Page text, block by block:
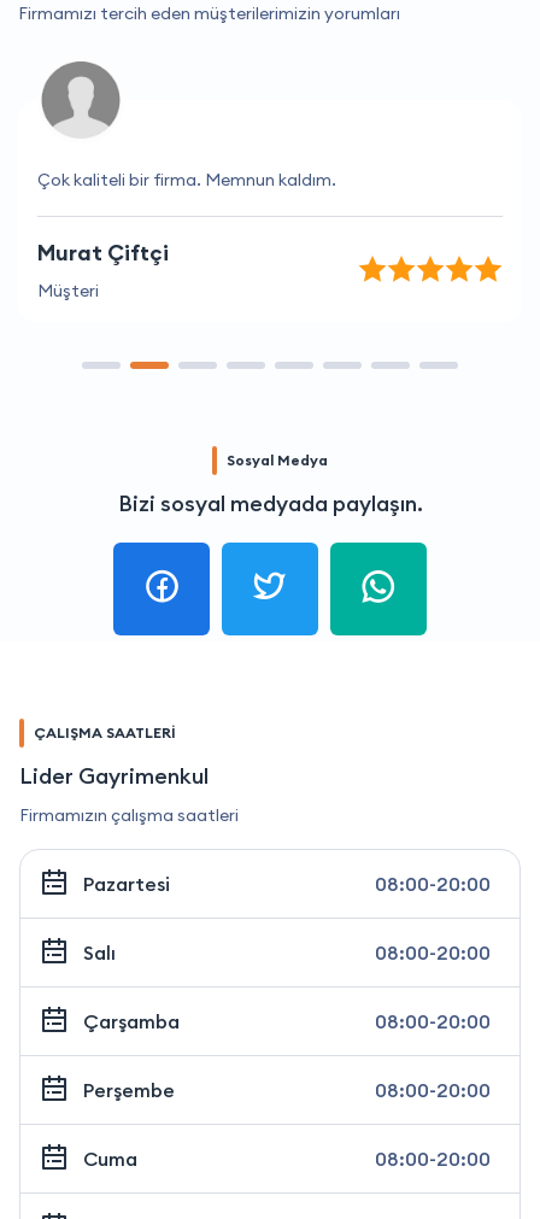
Firmamızı tercih eden müşterilerimizin yorumları
Çok kaliteli bir firma. Memnun kaldım.
Murat Çiftçi
Müşteri
Sosyal Medya
Bizi sosyal medyada paylaşın.
ÇALIŞMA SAATLERİ
Lider Gayrimenkul
Firmamızın çalışma saatleri
Pazartesi 08:00-20:00
Salı 08:00-20:00
Çarşamba 08:00-20:00
Perşembe 08:00-20:00
Cuma 08:00-20:00